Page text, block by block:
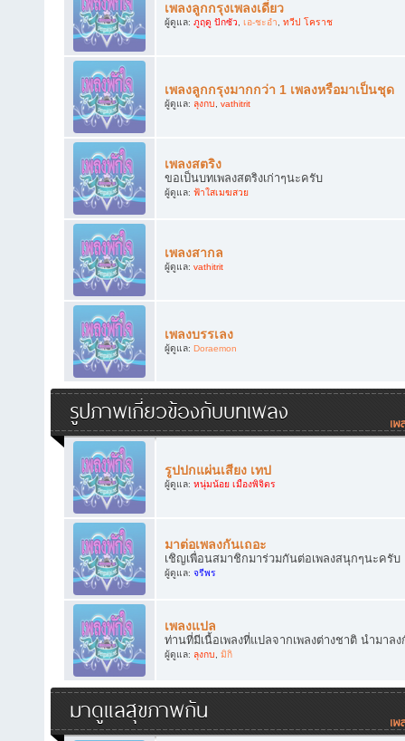
เพลงลูกกรุงเพลงเดี่ยว
ผู้ดูแล: ภูฤดู ปักซัว, เอ-ชะอำ, ทวีป โคราช
เพลงลูกกรุงมากกว่า 1 เพลงหรือมาเป็นชุด
ผู้ดูแล: ลุงกบ, vathitrit
เพลงสตริง
ขอเป็นบทเพลงสตริงเก่าๆนะครับ
ผู้ดูแล: ฟ้าใสเมฆสวย
เพลงสากล
ผู้ดูแล: vathitrit
เพลงบรรเลง
ผู้ดูแล: Doraemon
รูปภาพเกี่ยวข้องกับบทเพลง
รูปปกแผ่นเสียง เทป
ผู้ดูแล: หนุ่มน้อย เมืองพิจิตร
มาต่อเพลงกันเถอะ
เชิญเพื่อนสมาชิกมาร่วมกันต่อเพลงสนุกๆนะครับ
ผู้ดูแล: จรีพร
เพลงแปล
ท่านที่มีเนื้อเพลงที่แปลจากเพลงต่างชาติ นำมาล
ผู้ดูแล: ลุงกบ, มิกิ
มาดูแลสุขภาพกัน